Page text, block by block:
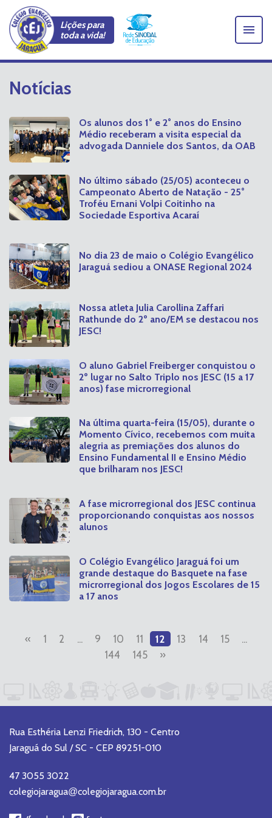
Lições para
toda a vida!
Notícias
Os alunos dos 1° e 2° anos do Ensino
Médio receberam a visita especial da
advogada Danniele dos Santos, da OAB
No último sábado (25/05) aconteceu o
Campeonato Aberto de Natação - 25°
Troféu Ernani Volpi Coitinho na
Sociedade Esportiva Acaraí
No dia 23 de maio o Colégio Evangélico
Jaraguá sediou a ONASE Regional 2024
Nossa atleta Julia Carollina Zaffari
Rathunde do 2º ano/EM se destacou nos
JESC!
O aluno Gabriel Freiberger conquistou o
2º lugar no Salto Triplo nos JESC (15 a 17
anos) fase microrregional
Na última quarta-feira (15/05), durante o
Momento Cívico, recebemos com muita
alegria as premiações dos alunos do
Ensino Fundamental II e Ensino Médio
que brilharam nos JESC!
A fase microrregional dos JESC continua
proporcionando conquistas aos nossos
alunos
O Colégio Evangélico Jaraguá foi um
grande destaque do Basquete na fase
microrregional dos Jogos Escolares de 15
a 17 anos
« 1 2 ... 9 10 11 12 13 14 15
...
144
145 »
Rua Esthéria Lenzi Friedrich, 130 - Centro
Jaraguá do Sul / SC - CEP 89251-010
47 3055 3022
colegiojaragua@colegiojaragua.com.br